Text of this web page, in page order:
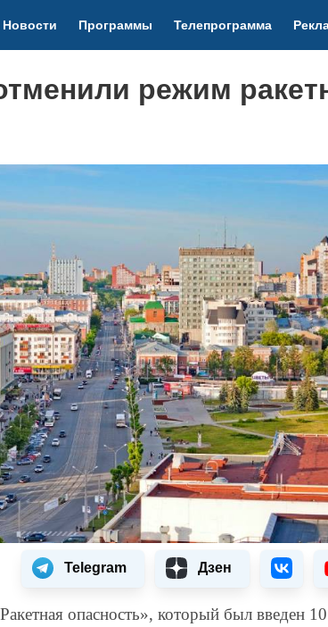
Новости Программы Телепрограмма
режим
Telegram Дзен
опасность», который был введен